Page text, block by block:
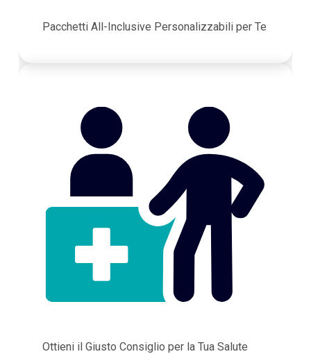
Pacchetti All-Inclusive Personalizzabili per Te
Ottieni il Giusto Consiglio per la Tua Salute